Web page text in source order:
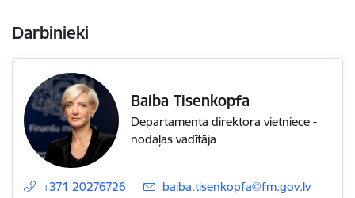
Darbinieki
Baiba Tisenkopfa
Departamenta direktora vietniece -
nodaļas vadītāja
+371 20276726 E-pasts:
baiba.tisenkopfa@fm.gov.lv